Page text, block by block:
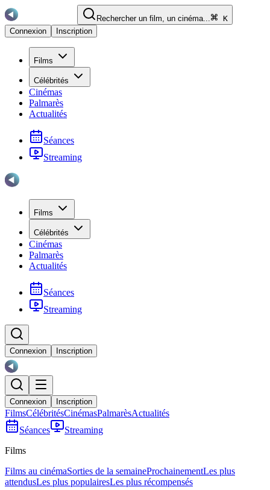
Rechercher un film, un cinéma...
K
Connexion
Inscription
Films
Célébrités
Cinémas
Palmarès
Actualités
Séances
Streaming
Films
Célébrités
Cinémas
Palmarès
Actualités
Séances
Streaming
Connexion Inscription
Connexion Inscription
FilmsCélébritésCinémasPalmarèsActualités
Séances
Streaming
Films
Films au cinémaSorties de la semaineProchainementLes plus
attendusLes plus populairesLes plus récompensés